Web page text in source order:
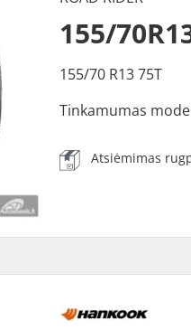
155/
155/70 R13 75T
Tinkamumas
Atsiėmimas